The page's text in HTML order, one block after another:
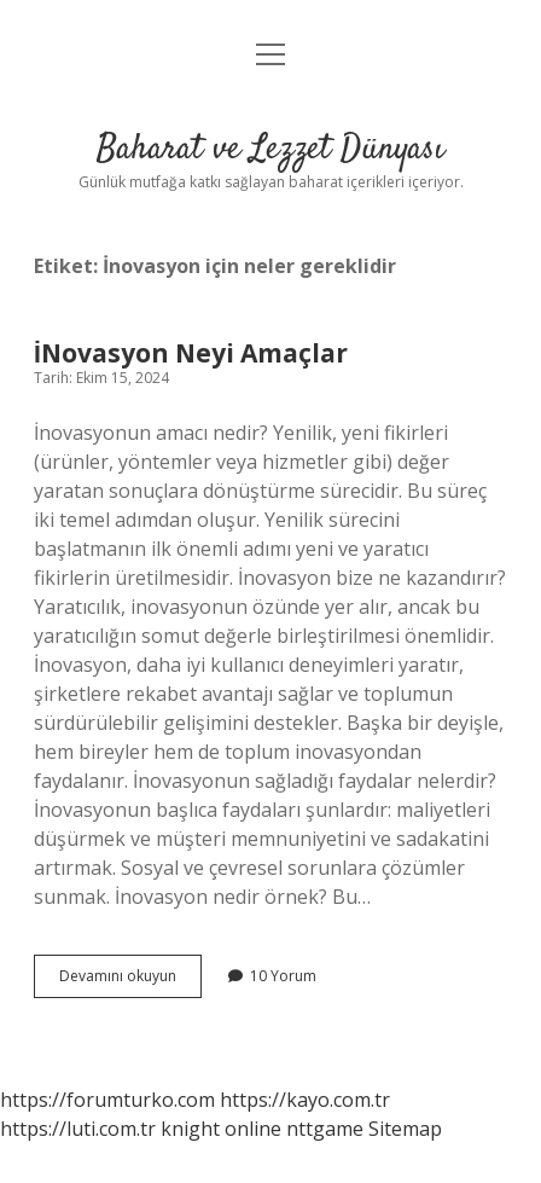
Anasayfa
Yasal Uyarı
menüyü
Baharat ve Lezzet Dünyası
Günlük mutfağa katkı sağlayan baharat içerikleri içeriyor.
Etiket: İnovasyon için neler gereklidir
İNovasyon Neyi Amaçlar
Tarih: Ekim 15, 2024
İnovasyonun amacı nedir? Yenilik, yeni fikirleri
(ürünler, yöntemler veya hizmetler gibi) değer
yaratan sonuçlara dönüştürme sürecidir. Bu süreç
iki temel adımdan oluşur. Yenilik sürecini
başlatmanın ilk önemli adımı yeni ve yaratıcı
fikirlerin üretilmesidir. İnovasyon bize ne kazandırır?
Yaratıcılık, inovasyonun özünde yer alır, ancak bu
yaratıcılığın somut değerle birleştirilmesi önemlidir.
İnovasyon, daha iyi kullanıcı deneyimleri yaratır,
şirketlere rekabet avantajı sağlar ve toplumun
sürdürülebilir gelişimini destekler. Başka bir deyişle,
hem bireyler hem de toplum inovasyondan
faydalanır. İnovasyonun sağladığı faydalar nelerdir?
İnovasyonun başlıca faydaları şunlardır: maliyetleri
düşürmek ve müşteri memnuniyetini ve sadakatini
artırmak. Sosyal ve çevresel sorunlara çözümler
sunmak. İnovasyon nedir örnek? Bu…
Devamını okuyun İNovasyon
Neyi
10 Yorum
https://forumturko.com https://kayo.com.tr
https://luti.com.tr knight online nttgame Sitemap